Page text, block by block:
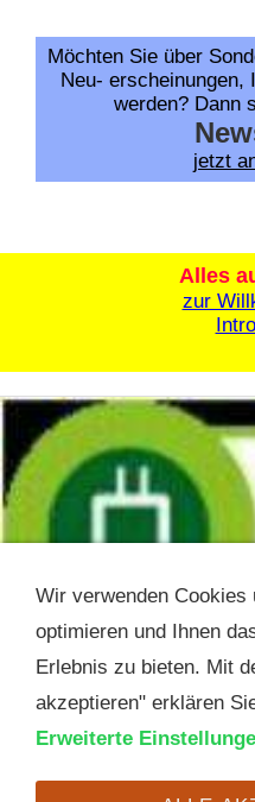
Möchten Sie über
Neu-
werden? Dann
jetzt
Alles
zur
Widerrufsrecht
FAQ
Versand
Wir verwenden
optimieren und Ihnen
Erlebnis zu bieten. Mit
akzeptieren" erklären
Erweiterte